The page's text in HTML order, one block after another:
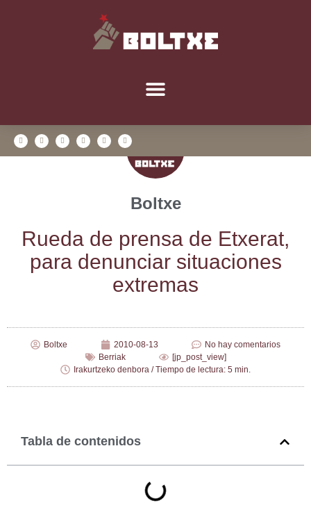
Boltxe
Rue­da de pren­sa de Etxe­rat,
para denun­ciar situa­cio­nes
extremas
Boltxe 2010-08-13
No hay comentarios
Berriak
[jp_post_view]
Irakurtzeko denbora / Tiempo de lectura: 5 min.
Tabla de contenidos